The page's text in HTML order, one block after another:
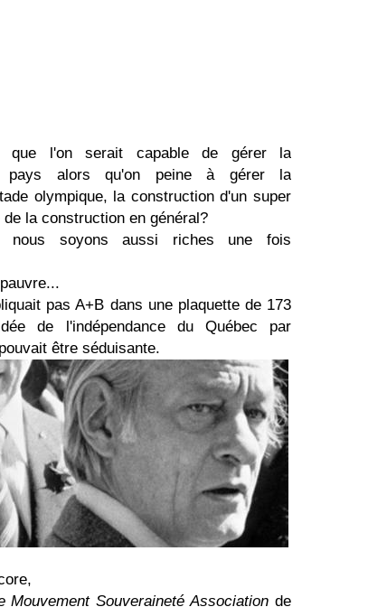
que l'on serait capable de gérer la
pays alors qu'on peine à gérer la
olympique, la construction d'un super
la construction en général?
nous soyons aussi riches une fois
pas A+B dans une plaquette de 173
de l'indépendance du Québec par
être séduisante.
Mouvement Souveraineté Association de